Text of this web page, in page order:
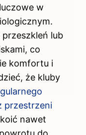
w
lub
co
komfortu i
że kluby
przestrzeni
nawet